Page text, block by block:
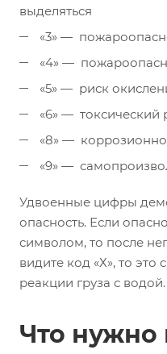
выделяться
«3» —
«4» —
«5» — риск
«6» — токсический
«8» —
«9» —
Удвоенные цифры
опасность. Если
символом, то после
видите код «Х», то это
реакции груза с водой.
Что нужно